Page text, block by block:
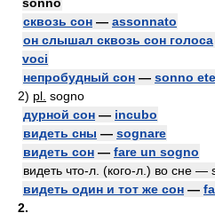
сквозь сон — assonnato
он слышал сквозь сон голоса
voci
непробудный сон — sonno
2) pl. sogno
дурной сон — incubo
видеть сны — sognare
видеть сон — fare un sogno
видеть что-л. (кого-л.) во сне —
видеть один и тот же сон —
2.